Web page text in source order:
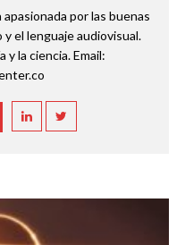
por las buenas
el lenguaje audiovisual.
y la ciencia. Email: